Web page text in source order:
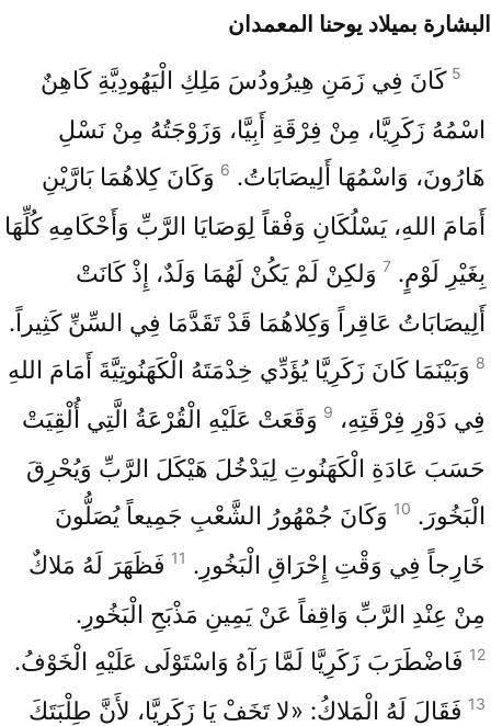
البشارة بميلاد يوحنا المعمدان
5 كَانَ فِي زَمَنِ هِيرُودُسَ مَلِكِ الْيَهُودِيَّةِ كَاهِنٌ
اسْمُهُ زَكَرِيَّا، مِنْ فِرْقَةِ أَبِيَّا، وَزَوْجَتُهُ مِنْ نَسْلِ
هَارُونَ، وَاسْمُهَا أَلِيصَابَاتُ. 6 وَكَانَ كِلاهُمَا بَارَّيْنِ
أَمَامَ اللهِ، يَسْلُكَانِ وَفْقاً لِوَصَايَا الرَّبِّ وَأَحْكَامِهِ كُلِّهَا
بِغَيْرِ لَوْمٍ. 7 وَلكِنْ لَمْ يَكُنْ لَهُمَا وَلَدٌ، إِذْ كَانَتْ
أَلِيصَابَاتُ عَاقِراً وَكِلاهُمَا قَدْ تَقَدَّمَا فِي السِّنِّ كَثِيراً.
8 وَبَيْنَمَا كَانَ زَكَرِيَّا يُؤَدِّي خِدْمَتَهُ الْكَهَنُوتِيَّةَ أَمَامَ اللهِ
فِي دَوْرِ فِرْقَتِهِ، 9 وَقَعَتْ عَلَيْهِ الْقُرْعَةُ الَّتِي أُلْقِيَتْ
حَسَبَ عَادَةِ الْكَهَنُوتِ لِيَدْخُلَ هَيْكَلَ الرَّبِّ وَيُحْرِقَ
الْبَخُورَ. 10 وَكَانَ جُمْهُورُ الشَّعْبِ جَمِيعاً يُصَلُّونَ
خَارِجاً فِي وَقْتِ إِحْرَاقِ الْبَخُورِ. 11 فَظَهَرَ لَهُ مَلاكٌ
مِنْ عِنْدِ الرَّبِّ وَاقِفاً عَنْ يَمِينِ مَذْبَحِ الْبَخُورِ.
12 فَاضْطَرَبَ زَكَرِيَّا لَمَّا رَآهُ وَاسْتَوْلَى عَلَيْهِ الْخَوْفُ.
13 فَقَالَ لَهُ الْمَلاكُ: «لا تَخَفْ يَا زَكَرِيَّا، لأَنَّ طِلْبَتَكَ